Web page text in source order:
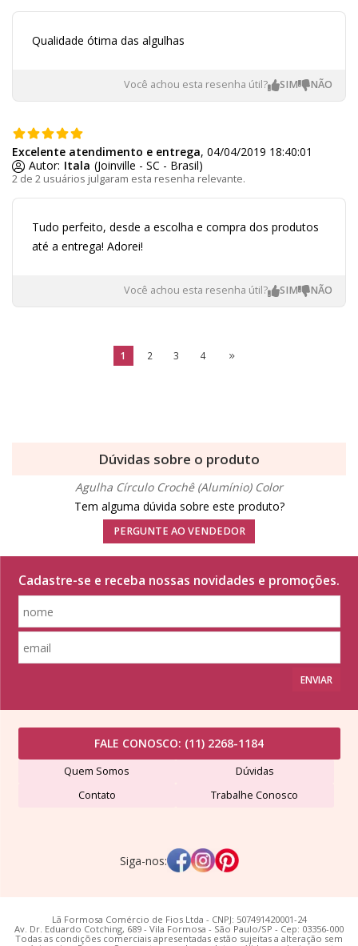
Qualidade ótima das algulhas
Você achou esta resenha útil?
2 de 2 usuários julgaram esta resenha relevante.
Excelente atendimento e entrega, 04/04/2019 18:40:01
Autor: Itala (Joinville - SC - Brasil)
Tudo perfeito, desde a escolha e compra dos produtos
até a entrega! Adorei!
Você achou esta resenha útil?
1 2 3 4
Dúvidas sobre o produto
Agulha Círculo Crochê (Alumínio) Color
Tem alguma dúvida sobre este produto?
PERGUNTE AO VENDEDOR
Cadastre-se e receba nossas novidades e promoções.
ENVIAR
FALE CONOSCO: (11) 2268-1184
Quem Somos
Dúvidas
Contato
Trabalhe Conosco
Siga-nos:
Lã Formosa Comércio de Fios Ltda - CNPJ: 507491420001-24
Av. Dr. Eduardo Cotching, 689 - Vila Formosa - São Paulo/SP - Cep: 03356-000
Todas as condições comerciais apresentadas estão sujeitas a alteração sem